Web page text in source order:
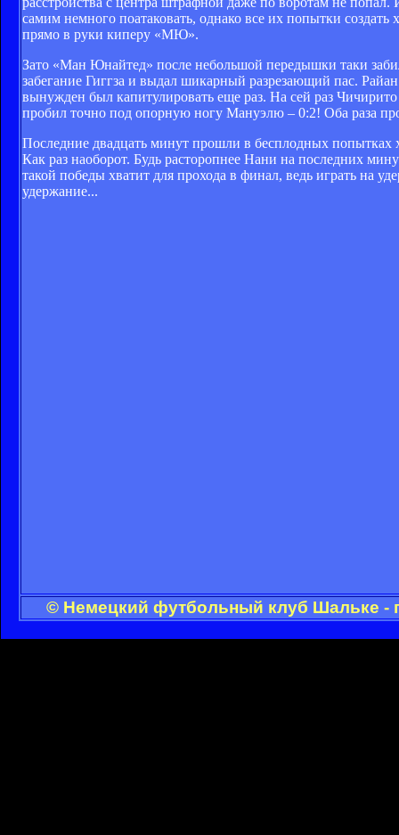
самим немного поатаковать, однако все их попытки
прямо в руки киперу «МЮ».
Зато «Ман Юнайтед» после небольшой передышки таки
забегание Гиггза и выдал шикарный разрезающий пас.
вынужден был капитулировать еще раз. На сей раз
пробил точно под опорную ногу Мануэлю – 0:2! Оба раза
Последние двадцать минут прошли в бесплодных попытках
Как раз наоборот. Будь расторопнее Нани на последних
такой победы хватит для прохода в финал, ведь играть на
удержание...
© Немецкий футбольный клуб Шальке -